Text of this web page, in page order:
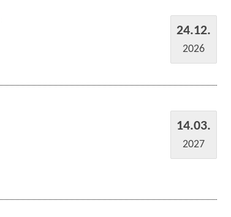
24.12.
2026
14.03.
2027